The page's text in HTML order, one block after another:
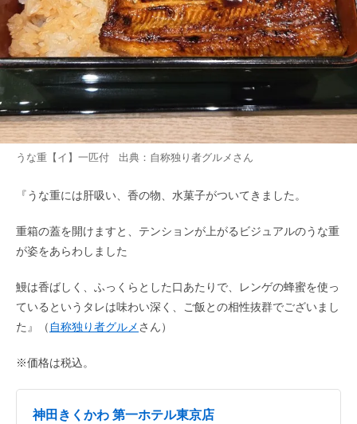
うな重【イ】一匹付 出典： 自称独り者グルメ さん
『うな重には肝吸い、香の物、水菓子がついてきました。
重箱の蓋を開けますと、テンションが上がるビジュアルのうな重
が姿をあらわしました
鰻は香ばしく、ふっくらとした口あたりで、レンゲの蜂蜜を使っ
ているというタレは味わい深く、ご飯との相性抜群でございまし
た』（ 自称独り者グルメ さん）
※価格は税込。
神田きくかわ 第一ホテル東京店